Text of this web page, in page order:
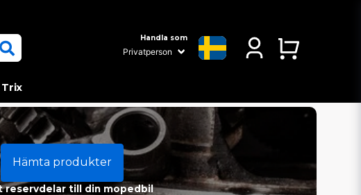
Handla som
Hämta produkter
till din mopedbil